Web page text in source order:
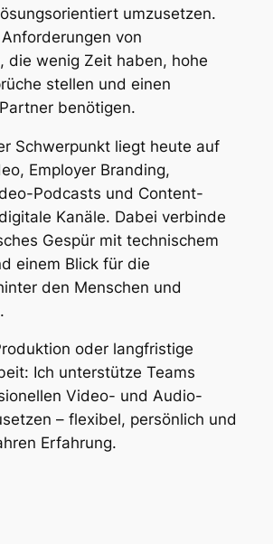
umzusetzen.
von
die wenig Zeit haben, hohe
stellen und einen
benötigen.
Schwerpunkt liegt heute auf
Employer Branding,
Podcasts und Content-
Kanäle. Dabei verbinde
Gespür mit technischem
einem Blick für die
den Menschen und
oder langfristige
Ich unterstütze Teams
Video- und Audio-
– flexibel, persönlich und
Erfahrung.